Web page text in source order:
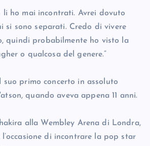
li ho mai incontrati. Avrei dovuto
si sono separati. Credo di vivere
quindi probabilmente ho visto la
o qualcosa del genere.”
suo primo concerto in assoluto
quando aveva appena 11 anni.
alla Wembley Arena di Londra,
di incontrare la pop star